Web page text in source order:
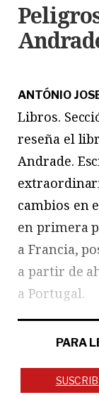
ANTÓNIO
Libros.
reseña el
Andrade.
cambios en
en primera
a Francia,
a partir de
a Portugal.
PARA